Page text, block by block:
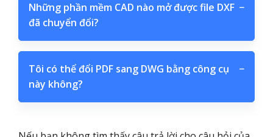
Những phần mềm CAD nào mở được file DXF
đã chuyển đổi?
−
Tôi có thể đổi PDF sang DWG bằng công cụ
này không?
−